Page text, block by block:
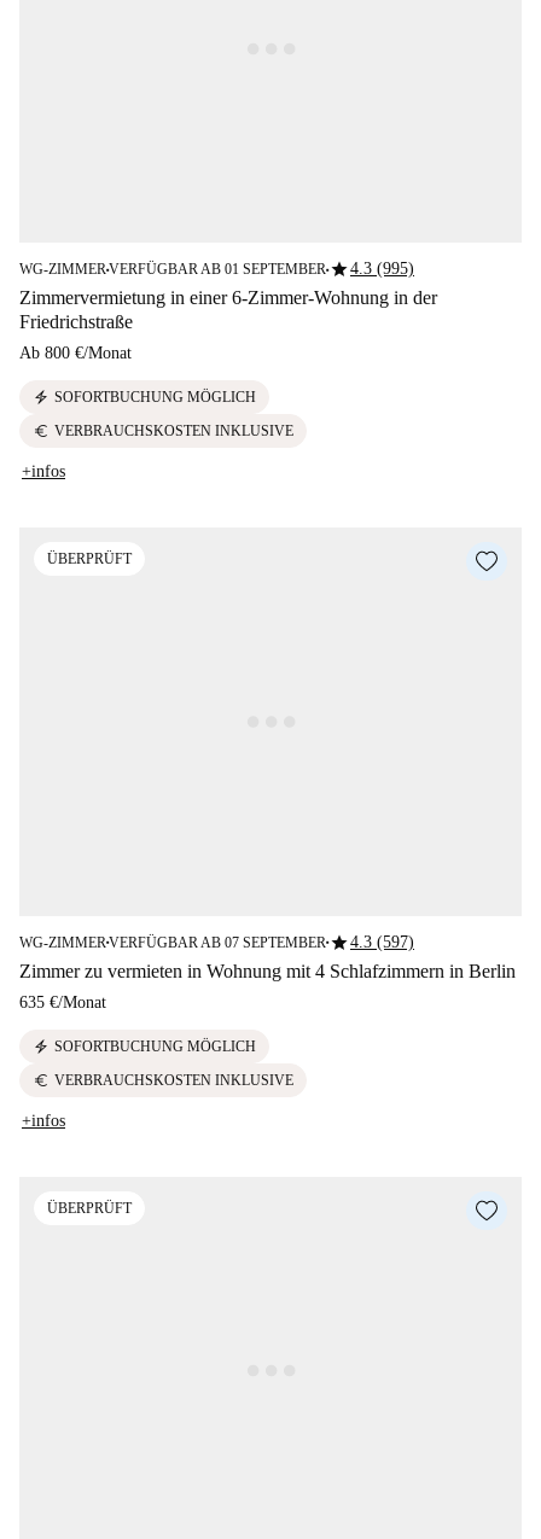
WG-ZIMMER■VERFÜGBAR AB 01 SEPTEMBER■star4.3 (995)
Zimmervermietung in einer 6-Zimmer-Wohnung in der
Friedrichstraße
Ab 800 €/Monat
electric_bolt SOFORTBUCHUNG MÖGLICH
euro VERBRAUCHSKOSTEN INKLUSIVE
+infos
ÜBERPRÜFT
WG-ZIMMER ■VERFÜGBAR AB 07 SEPTEMBER ■star4.3 (597)
Zimmer zu vermieten in Wohnung mit 4 Schlafzimmern in Berlin
635 €/Monat
electric_bolt SOFORTBUCHUNG MÖGLICH
euro VERBRAUCHSKOSTEN INKLUSIVE
+infos
ÜBERPRÜFT